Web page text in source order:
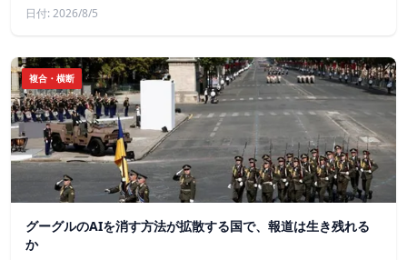
日付: 2026/8/5
複合・横断
グーグルのAIを消す方法が拡散する国で、報道は生き残れる
か